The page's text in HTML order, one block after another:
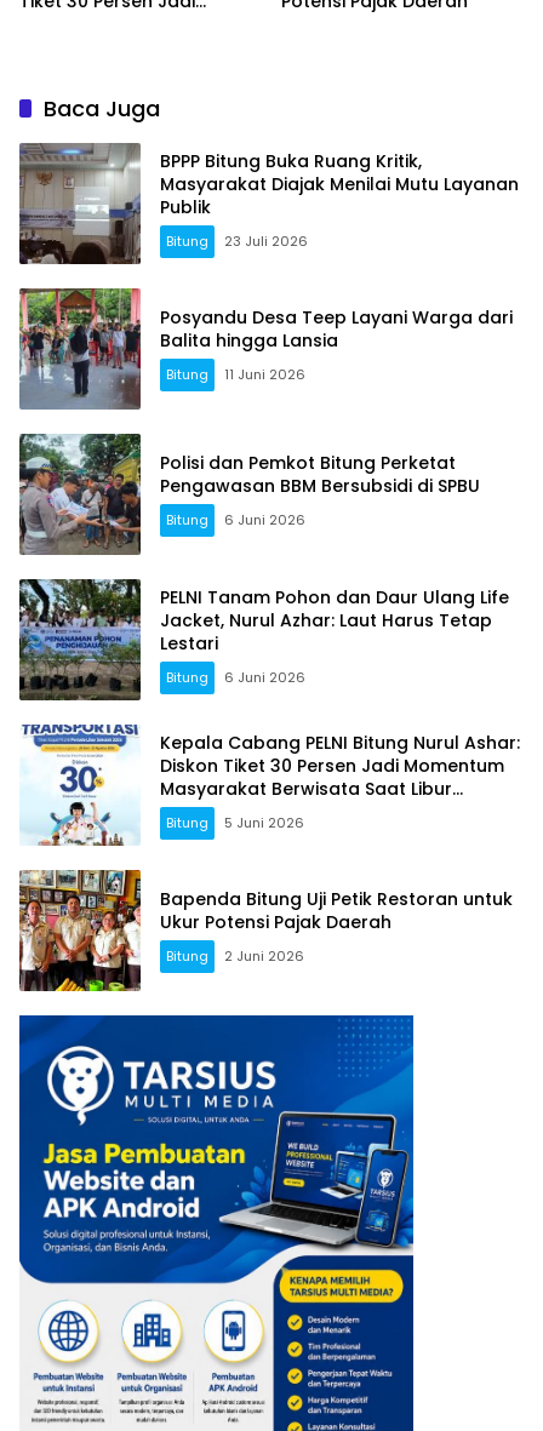
Baca Juga
BPPP Bitung Buka Ruang Kritik,
Masyarakat Diajak Menilai Mutu Layanan
Publik
Bitung 23 Juli 2026
Posyandu Desa Teep Layani Warga dari
Balita hingga Lansia
Bitung 11 Juni 2026
Polisi dan Pemkot Bitung Perketat
Pengawasan BBM Bersubsidi di SPBU
Bitung 6 Juni 2026
PELNI Tanam Pohon dan Daur Ulang Life
Jacket, Nurul Azhar: Laut Harus Tetap
Lestari
Bitung 6 Juni 2026
Kepala Cabang PELNI Bitung Nurul Ashar:
Diskon Tiket 30 Persen Jadi Momentum
Masyarakat Berwisata Saat Libur
Sekolah
Bitung 5 Juni 2026
Bapenda Bitung Uji Petik Restoran untuk
Ukur Potensi Pajak Daerah
Bitung 2 Juni 2026